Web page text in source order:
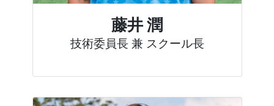
藤井 潤
技術委員長 兼 スクール長